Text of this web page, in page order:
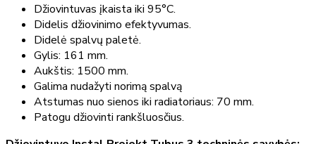
Džiovintuvas įkaista iki 95°C.
Didelis džiovinimo efektyvumas.
Didelė spalvų paletė.
Gylis: 161 mm.
Aukštis: 1500 mm.
Galima nudažyti norimą spalvą
Atstumas nuo sienos iki radiatoriaus: 70 mm.
Patogu džiovinti rankšluosčius.